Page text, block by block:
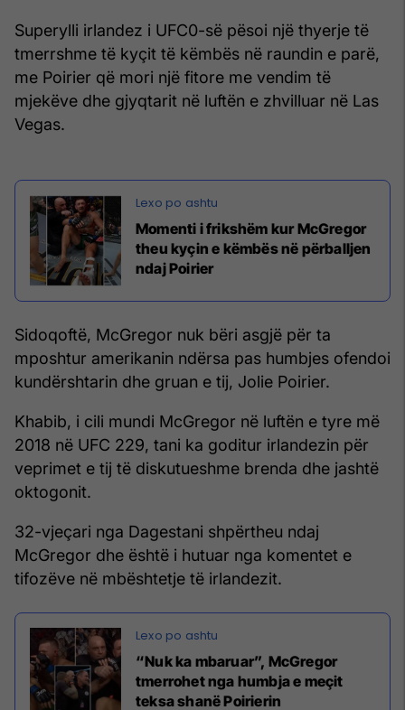
Superylli irlandez i UFC0-së pësoi një thyerje të
tmerrshme të kyçit të këmbës në raundin e parë,
me Poirier që mori një fitore me vendim të
mjekëve dhe gjyqtarit në luftën e zhvilluar në Las
Vegas.
Momenti i frikshëm kur McGregor
theu kyçin e këmbës në përballjen
ndaj Poirier
Sidoqoftë, McGregor nuk bëri asgjë për ta
mposhtur amerikanin ndërsa pas humbjes ofendoi
kundërshtarin dhe gruan e tij, Jolie Poirier.
Khabib, i cili mundi McGregor në luftën e tyre më
2018 në UFC 229, tani ka goditur irlandezin për
veprimet e tij të diskutueshme brenda dhe jashtë
oktogonit.
32-vjeçari nga Dagestani shpërtheu ndaj
McGregor dhe është i hutuar nga komentet e
tifozëve në mbështetje të irlandezit.
“Nuk ka mbaruar”, McGregor
tmerrohet nga humbja e meçit
teksa shanë Poirierin